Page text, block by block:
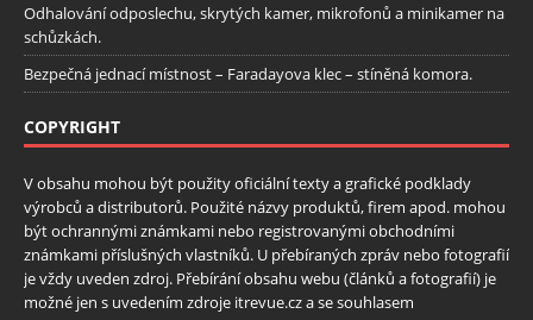
Odhalování odposlechu, skrytých kamer, mikrofonů a minikamer na
schůzkách.
Bezpečná jednací místnost – Faradayova klec – stíněná komora.
COPYRIGHT
V obsahu mohou být použity oficiální texty a grafické podklady
výrobců a distributorů. Použité názvy produktů, firem apod. mohou
být ochrannými známkami nebo registrovanými obchodními
známkami příslušných vlastníků. U přebíraných zpráv nebo fotografií
je vždy uveden zdroj. Přebírání obsahu webu (článků a fotografií) je
možné jen s uvedením zdroje itrevue.cz a se souhlasem